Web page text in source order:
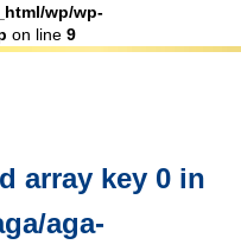
wp/wp-
on line 9
array key 0 in
aga-